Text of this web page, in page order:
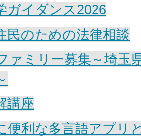
ガイダンス2026
民のための法律相談
ァミリー募集～埼玉
講座
便利な多言語アプリ